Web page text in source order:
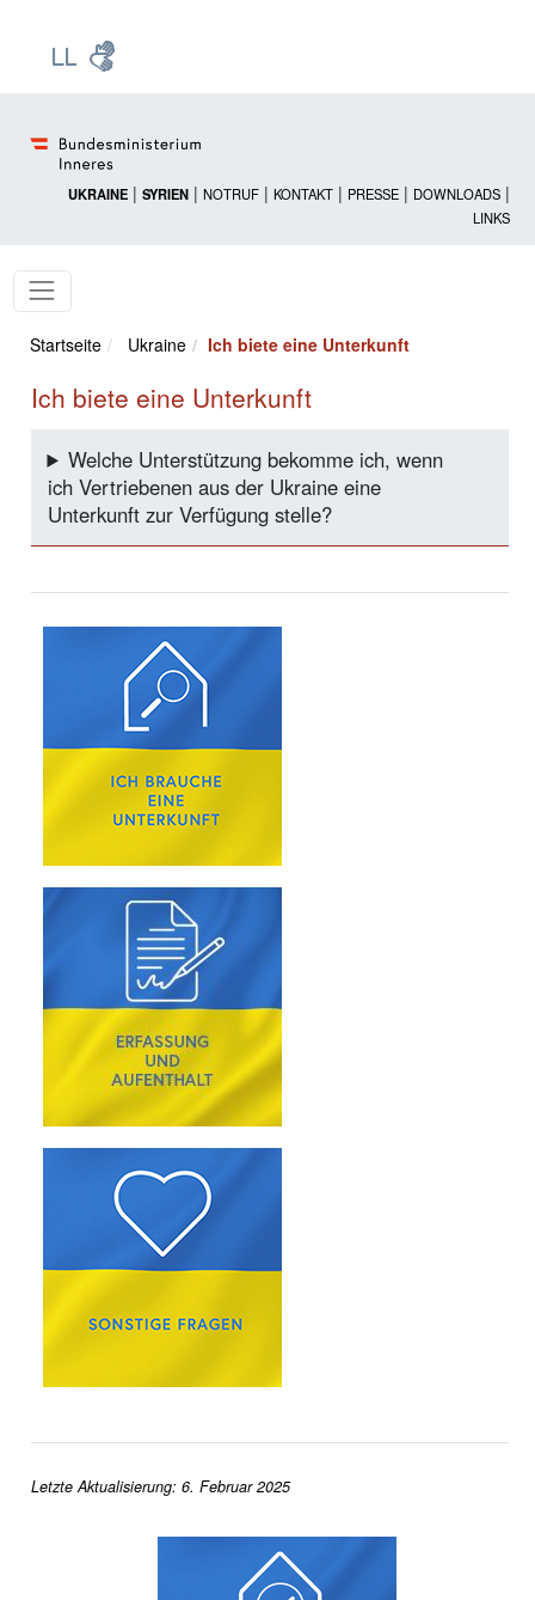
UKRAINE | SYRIEN | NOTRUF | KONTAKT | PRESSE | DOWNLOADS |
LINKS
Startseite Ukraine Ich biete eine Unterkunft
Ich biete eine Unterkunft
Welche Unterstützung bekomme ich, wenn
ich Vertriebenen aus der Ukraine eine
Unterkunft zur Verfügung stelle?
Letzte Aktualisierung: 6. Februar 2025